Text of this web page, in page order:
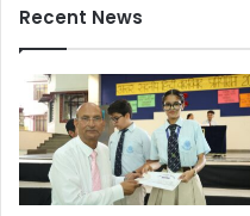
Recent News